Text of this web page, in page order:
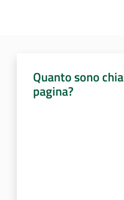
Quanto sono
pagina?